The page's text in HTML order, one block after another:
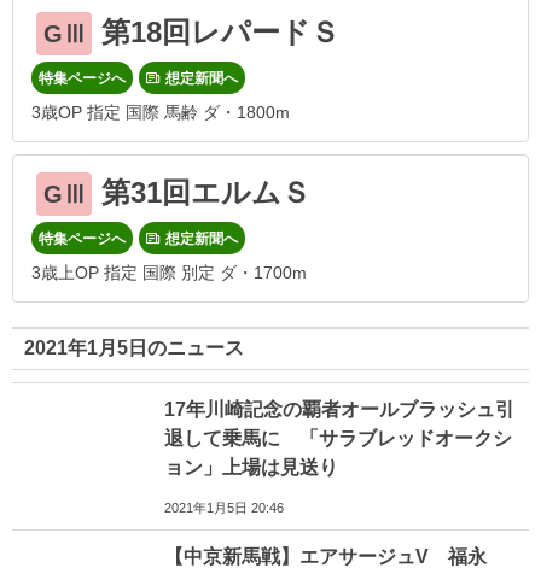
GⅢ 第18回レパードＳ
特集ページへ 想定新聞へ
3歳OP 指定 国際 馬齢 ダ・1800m
GⅢ 第31回エルムＳ
特集ページへ 想定新聞へ
3歳上OP 指定 国際 別定 ダ・1700m
2021年1月5日のニュース
17年川崎記念の覇者オールブラッシュ引
退して乗馬に 「サラブレッドオークシ
ョン」上場は見送り
2021年1月5日 20:46
【中京新馬戦】エアサージュV 福永